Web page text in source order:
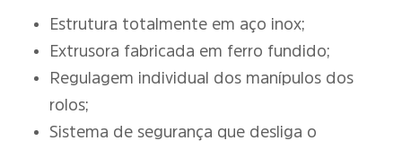
Estrutura totalmente em aço inox;
Extrusora fabricada em ferro fundido;
Regulagem individual dos manípulos dos
rolos;
Sistema de segurança que desliga o